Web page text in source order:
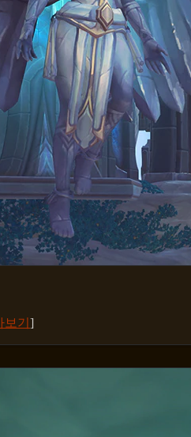
기 ]